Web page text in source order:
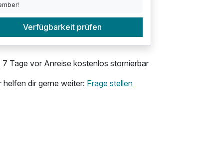
Verfügbarkeit prüfen
7 Tage vor Anreise kostenlos stornierbar
helfen dir gerne weiter: Frage stellen